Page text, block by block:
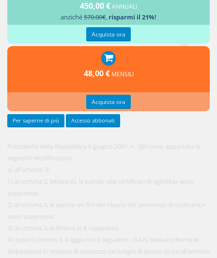
del
Presidente della Repubblica 6 giugno 2001, n. 380 sono apportate le
seguenti modificazioni:
a) all'articolo 5:
1) al comma 2, lettera d), le parole «dei certificati di agibilità» sono
soppresse;
2) al comma 3, le parole «Ai fini del rilascio del permesso di costruire,»
sono soppresse;
3) al comma 3, la lettera a) è soppressa;
4) dopo il comma 3, è aggiunto il seguente: «3-bis. Restano ferme le
disposizioni in materia di sicurezza nei luoghi di lavoro di cui all'articolo
450,00 €ANNUALI
anziché570.00€, risparmi il 21%!
Acquista ora
48,00 € MENSILI
Acquista ora
Per saperne di più Accesso abbonati